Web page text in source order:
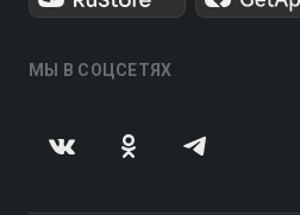
МЫ В СОЦСЕТЯХ